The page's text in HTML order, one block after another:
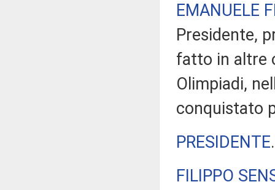
EMANUELE
Presidente,
fatto in altre
Olimpiadi,
conquistato
PRESIDENTE
FILIPPO